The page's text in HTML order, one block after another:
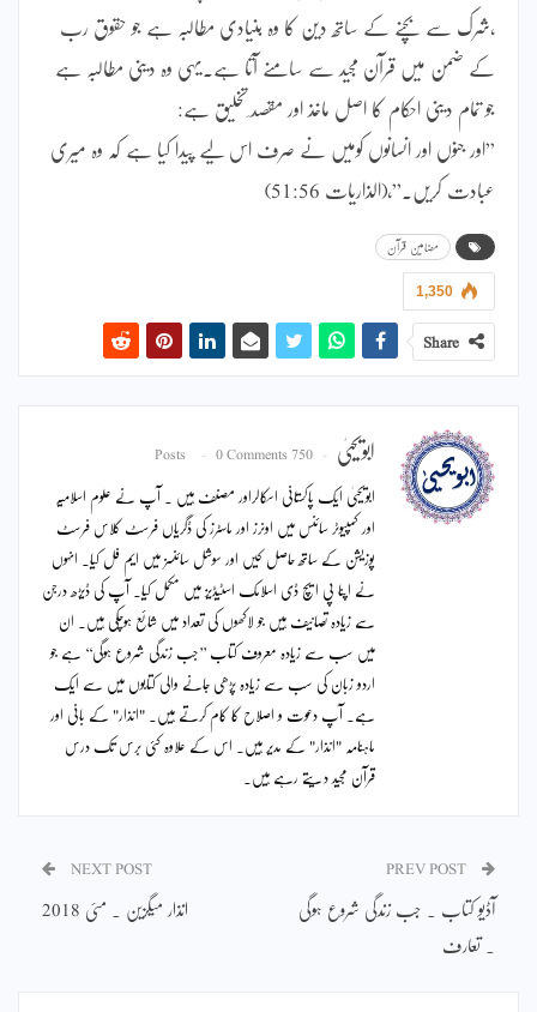
،شرک سے بچنے کے ساتھ دین کا وہ بنیادی مطالبہ ہے جو حقوق رب
کے ضمن میں قرآن مجید سے سامنے آتا ہے۔یہی وہ دینی مطالبہ ہے
جو تمام دینی احکام کا اصل ماخذ اور مقصد ِتخلیق ہے:
”اور جنوں اور انسانوں کومیں نے صرف اس لیے پیدا کیا ہے کہ وہ میری
عبادت کریں۔”،(الذاریات 51:56)
مضامین قرآن
1,350
Share
ابویحییٰ 750 Posts
0 Comments
ابویحییٰ ایک پاکستانی اسکالراور مصنف ہیں ۔ آپ نے علوم اسلامیہ
اور کمپیوٹر سائنس میں اونرز اور ماسٹرز کی ڈگریاں فرسٹ کلاس فرسٹ
پوزیشن کے ساتھ حاصل کیں اور سوشل سائنسز میں ایم فل کیا۔ انہوں
نے اپنا پی ایچ ڈی اسلامک اسٹیڈیز میں مکمل کیا۔ آپ کی ڈیڑھ درجن
سے زیادہ تصانیف ہیں جو لاکھوں کی تعداد میں شائع ہوچکی ہیں۔ ان
میں سب سے زیادہ معروف کتاب ’’جب زندگی شروع ہوگی‘‘ ہے جو
اردو زبان کی سب سے زیادہ پڑھی جانے والی کتابوں میں سے ایک
ہے۔ آپ دعوت و اصلاح کا کام کرتے ہیں۔ "انذار" کے بانی اور
ماہنامہ "انذار" کے مدیر ہیں۔ اس کے علاوہ کئی برس تک درس
قرآن مجید دیتے رہے ہیں۔
آڈیو کتاب ۔ جب زندگی شروع ہوگی
۔ تعارف
NEXT POST
انذار میگزین ۔ مئی 2018